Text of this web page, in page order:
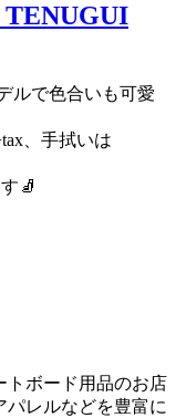
ルで色合いも可愛
、手拭いは
🧦
トボード用品のお店
パレルなどを豊富に